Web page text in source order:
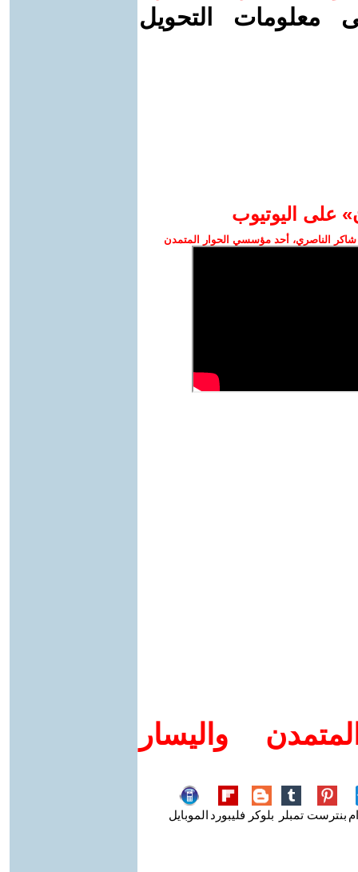
معلومات التحويل
على اليوتيوب
الناصري، أحد مؤسسي الحوار المتمدن
واليسار
بنترست تمبلر بلوكر فليبورد الموبايل